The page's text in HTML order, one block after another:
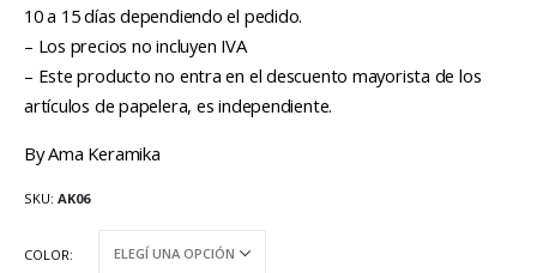
10 a 15 días dependiendo el pedido.
– Los precios no incluyen IVA
– Este producto no entra en el descuento mayorista de los
artículos de papelera, es independiente.
By Ama Keramika
SKU: AK06
COLOR